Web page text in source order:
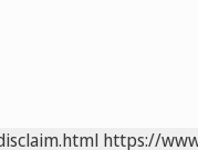
https://